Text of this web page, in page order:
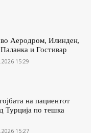
Аеродром, Илинден,
и Гостивар
15:29
на пациентот
Турција по тешка
15:27